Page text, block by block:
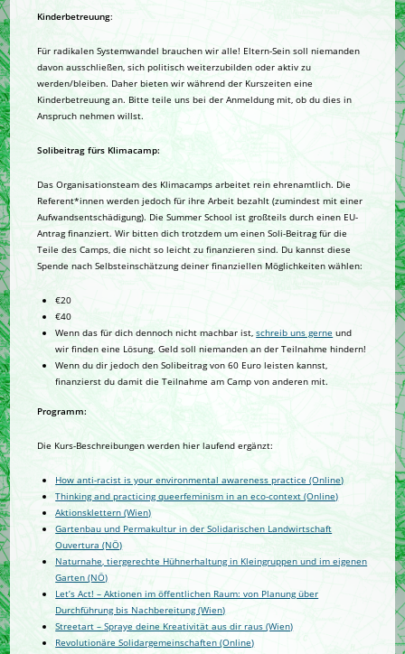
Kinderbetreuung:
Für radikalen Systemwandel brauchen wir alle! Eltern-Sein soll niemanden
davon ausschließen, sich politisch weiterzubilden oder aktiv zu
werden/bleiben. Daher bieten wir während der Kurszeiten eine
Kinderbetreuung an. Bitte teile uns bei der Anmeldung mit, ob du dies in
Anspruch nehmen willst.
Solibeitrag fürs Klimacamp:
Das Organisationsteam des Klimacamps arbeitet rein ehrenamtlich. Die
Referent*innen werden jedoch für ihre Arbeit bezahlt (zumindest mit einer
Aufwandsentschädigung). Die Summer School ist großteils durch einen EU-
Antrag finanziert. Wir bitten dich trotzdem um einen Soli-Beitrag für die
Teile des Camps, die nicht so leicht zu finanzieren sind. Du kannst diese
Spende nach Selbsteinschätzung deiner finanziellen Möglichkeiten wählen:
€20
€40
Wenn das für dich dennoch nicht machbar ist,schreib uns gerne und
wir finden eine Lösung. Geld soll niemanden an der Teilnahme hindern!
Wenn du dir jedoch den Solibeitrag von 60 Euro leisten kannst,
finanzierst du damit die Teilnahme am Camp von anderen mit.
Programm:
Die Kurs-Beschreibungen werden hier laufend ergänzt:
How anti-racist is your environmental awareness practice (Online)
Thinking and practicing queerfeminism in an eco-context (Online)
Aktionsklettern (Wien)
Gartenbau und Permakultur in der Solidarischen Landwirtschaft
Ouvertura (NÖ)
Naturnahe, tiergerechte Hühnerhaltung in Kleingruppen und im eigenen
Garten (NÖ)
Let’s Act! – Aktionen im öffentlichen Raum: von Planung über
Durchführung bis Nachbereitung (Wien)
Streetart – Spraye deine Kreativität aus dir raus (Wien)
Revolutionäre Solidargemeinschaften (Online)